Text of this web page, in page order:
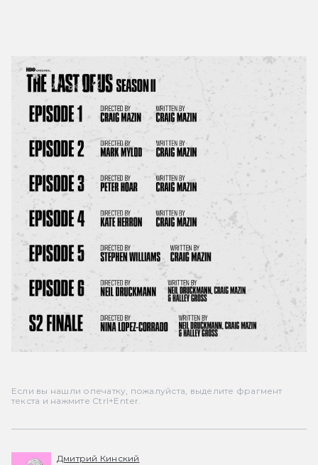
Если вы нашли опечатку, пожалуйста, выделите фрагмент
текста и нажмите Ctrl+Enter.
Дмитрий Кинский